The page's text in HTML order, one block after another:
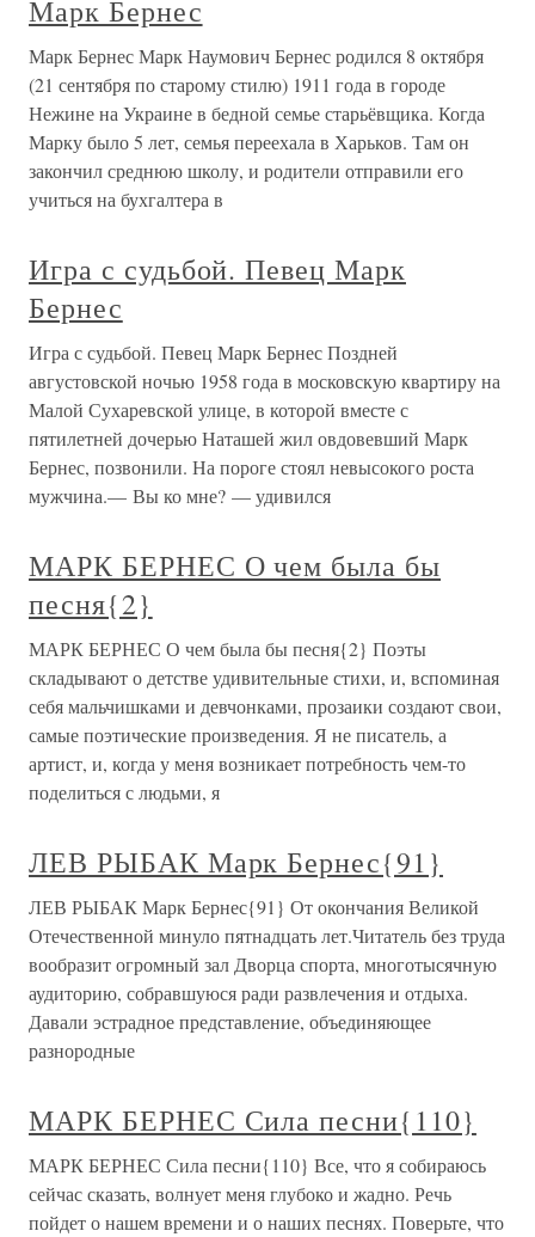
Марк Бернес
Марк Бернес Марк Наумович Бернес родился 8 октября
(21 сентября по старому стилю) 1911 года в городе
Нежине на Украине в бедной семье старьёвщика. Когда
Марку было 5 лет, семья переехала в Харьков. Там он
закончил среднюю школу, и родители отправили его
учиться на бухгалтера в
Игра с судьбой. Певец Марк
Бернес
Игра с судьбой. Певец Марк Бернес Поздней
августовской ночью 1958 года в московскую квартиру на
Малой Сухаревской улице, в которой вместе с
пятилетней дочерью Наташей жил овдовевший Марк
Бернес, позвонили. На пороге стоял невысокого роста
мужчина.— Вы ко мне? — удивился
МАРК БЕРНЕС О чем была бы
песня{2}
МАРК БЕРНЕС О чем была бы песня{2} Поэты
складывают о детстве удивительные стихи, и, вспоминая
себя мальчишками и девчонками, прозаики создают свои,
самые поэтические произведения. Я не писатель, а
артист, и, когда у меня возникает потребность чем-то
поделиться с людьми, я
ЛЕВ РЫБАК Марк Бернес{91}
ЛЕВ РЫБАК Марк Бернес{91} От окончания Великой
Отечественной минуло пятнадцать лет.Читатель без труда
вообразит огромный зал Дворца спорта, многотысячную
аудиторию, собравшуюся ради развлечения и отдыха.
Давали эстрадное представление, объединяющее
разнородные
МАРК БЕРНЕС Сила песни{110}
МАРК БЕРНЕС Сила песни{110} Все, что я собираюсь
сейчас сказать, волнует меня глубоко и жадно. Речь
пойдет о нашем времени и о наших песнях. Поверьте, что